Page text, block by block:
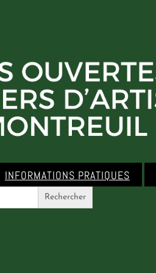
INFORMATIONS PRATIQUES